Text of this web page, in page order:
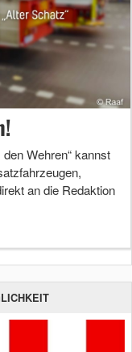
Wehren“ kannst
an die Redaktion